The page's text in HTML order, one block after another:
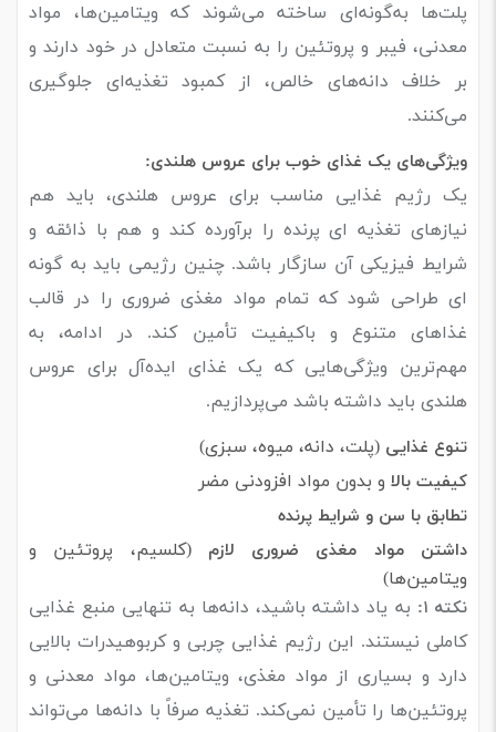
پلت‌ها به‌گونه‌ای ساخته می‌شوند که ویتامین‌ها، مواد
معدنی، فیبر و پروتئین را به نسبت متعادل در خود دارند و
بر خلاف دانه‌های خالص، از کمبود تغذیه‌ای جلوگیری
می‌کنند.
ویژگی‌های یک غذای خوب برای عروس هلندی:
یک رژیم غذایی مناسب برای عروس هلندی، باید هم
نیازهای تغذیه‌ ای پرنده را برآورده کند و هم با ذائقه و
شرایط فیزیکی آن سازگار باشد. چنین رژیمی باید به ‌گونه
‌ای طراحی شود که تمام مواد مغذی ضروری را در قالب
غذاهای متنوع و باکیفیت تأمین کند. در ادامه، به
مهم‌ترین ویژگی‌هایی که یک غذای ایده‌آل برای عروس
هلندی باید داشته باشد می‌پردازیم.
تنوع غذایی (پلت، دانه، میوه، سبزی)
کیفیت بالا و بدون مواد افزودنی مضر
تطابق با سن و شرایط پرنده
داشتن مواد مغذی ضروری
لازم (کلسیم، پروتئین و
ویتامین‌ها)
نکته ۱:
به یاد داشته باشید، دانه‌ها به تنهایی منبع غذایی
کاملی نیستند. این رژیم غذایی چربی و کربوهیدرات بالایی
دارد و بسیاری از مواد مغذی، ویتامین‌ها، مواد معدنی و
پروتئین‌ها را تأمین نمی‌کند. تغذیه صرفاً با دانه‌ها می‌تواند